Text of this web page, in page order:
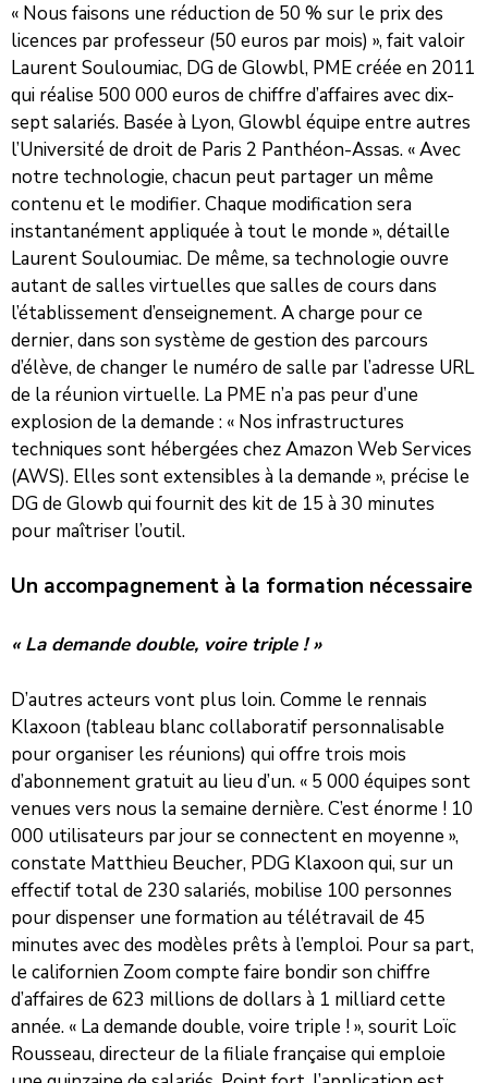
« Nous faisons une réduction de 50 % sur le prix des
licences par professeur (50 euros par mois) », fait valoir
Laurent Souloumiac, DG de Glowbl, PME créée en 2011
qui réalise 500 000 euros de chiffre d’affaires avec dix-
sept salariés. Basée à Lyon, Glowbl équipe entre autres
l’Université de droit de Paris 2 Panthéon-Assas. « Avec
notre technologie, chacun peut partager un même
contenu et le modifier. Chaque modification sera
instantanément appliquée à tout le monde », détaille
Laurent Souloumiac. De même, sa technologie ouvre
autant de salles virtuelles que salles de cours dans
l’établissement d’enseignement. A charge pour ce
dernier, dans son système de gestion des parcours
d’élève, de changer le numéro de salle par l’adresse URL
de la réunion virtuelle. La PME n’a pas peur d’une
explosion de la demande : « Nos infrastructures
techniques sont hébergées chez Amazon Web Services
(AWS). Elles sont extensibles à la demande », précise le
DG de Glowb qui fournit des kit de 15 à 30 minutes
pour maîtriser l’outil.
Un accompagnement à la formation nécessaire
« La demande double, voire triple ! »
D’autres acteurs vont plus loin. Comme le rennais
Klaxoon (tableau blanc collaboratif personnalisable
pour organiser les réunions) qui offre trois mois
d’abonnement gratuit au lieu d’un. « 5 000 équipes sont
venues vers nous la semaine dernière. C’est énorme ! 10
000 utilisateurs par jour se connectent en moyenne »,
constate Matthieu Beucher, PDG Klaxoon qui, sur un
effectif total de 230 salariés, mobilise 100 personnes
pour dispenser une formation au télétravail de 45
minutes avec des modèles prêts à l’emploi. Pour sa part,
le californien Zoom compte faire bondir son chiffre
d’affaires de 623 millions de dollars à 1 milliard cette
année. « La demande double, voire triple ! », sourit Loïc
Rousseau, directeur de la filiale française qui emploie